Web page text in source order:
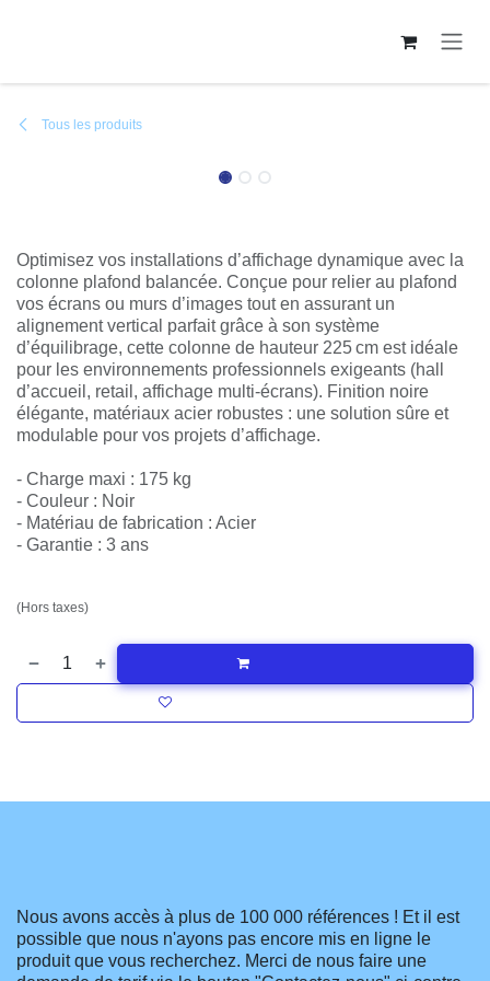
Tous les produits
Optimisez vos installations d’affichage dynamique avec la
colonne plafond balancée. Conçue pour relier au plafond vos
écrans ou murs d’images tout en assurant un alignement
vertical parfait grâce à son système d’équilibrage, cette
colonne de hauteur 225 cm est idéale pour les
environnements professionnels exigeants (hall d’accueil,
retail, affichage multi‑écrans). Finition noire élégante,
matériaux acier robustes : une solution sûre et modulable
pour vos projets d’affichage.
- Charge maxi : 175 kg
- Couleur : Noir
- Matériau de fabrication : Acier
- Garantie : 3 ans
(Hors taxes)
Nous avons accès à plus de 100 000 références ! Et il est
possible que nous n'ayons pas encore mis en ligne le
produit que vous recherchez. Merci de nous faire une